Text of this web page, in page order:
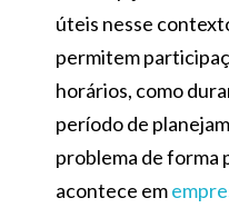
úteis nesse
permitem
horários, como
período de
problema de forma
acontece em